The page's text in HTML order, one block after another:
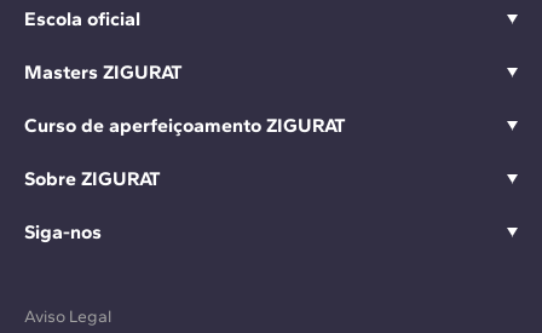
Escola oficial
Masters ZIGURAT
Curso de aperfeiçoamento ZIGURAT
Sobre ZIGURAT
Siga-nos
Aviso Legal